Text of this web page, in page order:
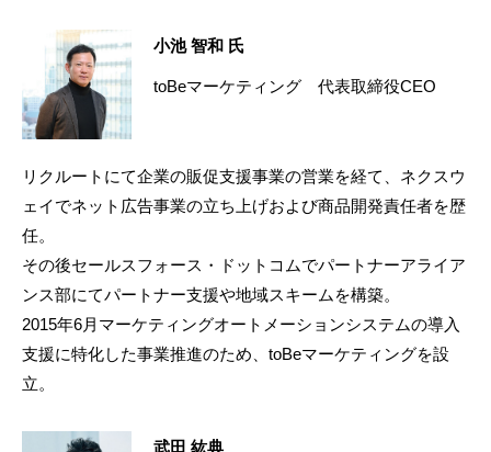
小池 智和 氏
toBeマーケティング 代表取締役CEO
リクルートにて企業の販促支援事業の営業を経て、ネクスウ
ェイでネット広告事業の立ち上げおよび商品開発責任者を歴
任。
その後セールスフォース・ドットコムでパートナーアライア
ンス部にてパートナー支援や地域スキームを構築。
2015年6月マーケティングオートメーションシステムの導入
支援に特化した事業推進のため、toBeマーケティングを設
立。
武田 紘典